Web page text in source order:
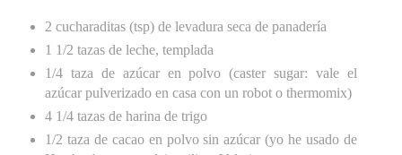
2 cucharaditas (tsp) de levadura seca de panadería
1 1/2 tazas de leche, templada
1/4 taza de azúcar en polvo (caster sugar: vale el
azúcar pulverizado en casa con un robot o thermomix)
4 1/4 tazas de harina de trigo
1/2 taza de cacao en polvo sin azúcar (yo he usado de